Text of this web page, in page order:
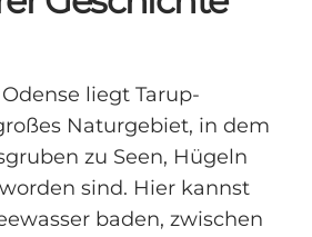
liegt Tarup-
Naturgebiet, in dem
zu Seen, Hügeln
sind. Hier kannst
baden, zwischen